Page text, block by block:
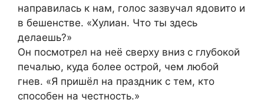
направилась к нам, голос зазвучал ядовито и
в бешенстве. «Хулиан. Что ты здесь
делаешь?»
Он посмотрел на неё сверху вниз с глубокой
печалью, куда более острой, чем любой
гнев. «Я пришёл на праздник с тем, кто
способен на честность.»